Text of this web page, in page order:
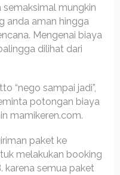
mungkin
anda aman hingga
Mengenai biaya
dilihat dari
“nego sampai jadi”,
potongan biaya
mamikeren.com.
paket ke
melakukan booking
karena semua paket